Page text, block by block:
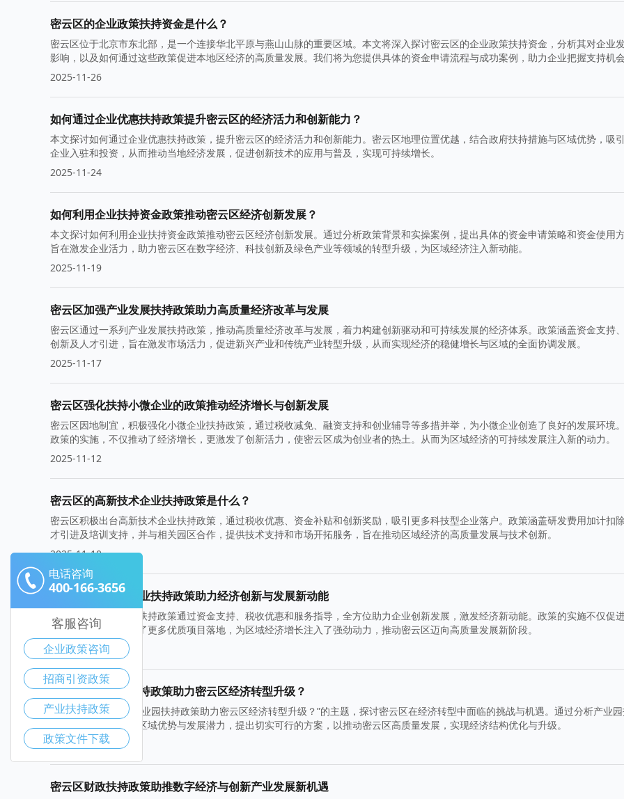
密云区的企业政策扶持资金是什么？
密云区位于北京市东北部，是一个连接华北平原与燕山山脉的重要区域。本文将深入探讨密云区的企业政策扶持资金，分析其对企业
影响，以及如何通过这些政策促进本地区经济的高质量发展。我们将为您提供具体的资金申请流程与成功案例，助力企业把握支持机会
2025-11-26
如何通过企业优惠扶持政策提升密云区的经济活力和创新能力？
本文探讨如何通过企业优惠扶持政策，提升密云区的经济活力和创新能力。密云区地理位置优越，结合政府扶持措施与区域优势，吸
企业入驻和投资，从而推动当地经济发展，促进创新技术的应用与普及，实现可持续增长。
2025-11-24
如何利用企业扶持资金政策推动密云区经济创新发展？
本文探讨如何利用企业扶持资金政策推动密云区经济创新发展。通过分析政策背景和实操案例，提出具体的资金申请策略和资金使用方
旨在激发企业活力，助力密云区在数字经济、科技创新及绿色产业等领域的转型升级，为区域经济注入新动能。
2025-11-19
密云区加强产业发展扶持政策助力高质量经济改革与发展
密云区通过一系列产业发展扶持政策，推动高质量经济改革与发展，着力构建创新驱动和可持续发展的经济体系。政策涵盖资金支持
创新及人才引进，旨在激发市场活力，促进新兴产业和传统产业转型升级，从而实现经济的稳健增长与区域的全面协调发展。
2025-11-17
密云区强化扶持小微企业的政策推动经济增长与创新发展
密云区因地制宜，积极强化小微企业扶持政策，通过税收减免、融资支持和创业辅导等多措并举，为小微企业创造了良好的发展环境
政策的实施，不仅推动了经济增长，更激发了创新活力，使密云区成为创业者的热土。从而为区域经济的可持续发展注入新的动力。
2025-11-12
密云区的高新技术企业扶持政策是什么？
密云区积极出台高新技术企业扶持政策，通过税收优惠、资金补贴和创新奖励，吸引更多科技型企业落户。政策涵盖研发费用加计扣
才引进及培训支持，并与相关园区合作，提供技术支持和市场开拓服务，旨在推动区域经济的高质量发展与技术创新。
2025-11-10
密云区高新技术企业扶持政策助力经济创新与发展新动能
密云区高新技术企业扶持政策通过资金支持、税收优惠和服务指导，全方位助力企业创新发展，激发经济新动能。政策的实施不仅促
技成果转化，还吸引了更多优质项目落地，为区域经济增长注入了强劲动力，推动密云区迈向高质量发展新阶段。
2025-11-05
如何通过产业园扶持政策助力密云区经济转型升级？
本文围绕“如何通过产业园扶持政策助力密云区经济转型升级？”的主题，探讨密云区在经济转型中面临的挑战与机遇。通过分析产业
策的具体措施，结合区域优势与发展潜力，提出切实可行的方案，以推动密云区高质量发展，实现经济结构优化与升级。
2025-11-03
密云区财政扶持政策助推数字经济与创新产业发展新机遇
电话咨询
400-166-3656
客服咨询
企业政策咨询
招商引资政策
产业扶持政策
政策文件下载